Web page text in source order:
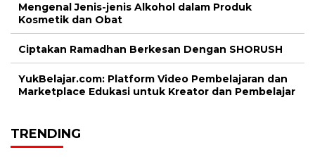
Mengenal Jenis-jenis Alkohol dalam Produk
Kosmetik dan Obat
Ciptakan Ramadhan Berkesan Dengan SHORUSH
YukBelajar.com: Platform Video Pembelajaran dan
Marketplace Edukasi untuk Kreator dan Pembelajar
TRENDING